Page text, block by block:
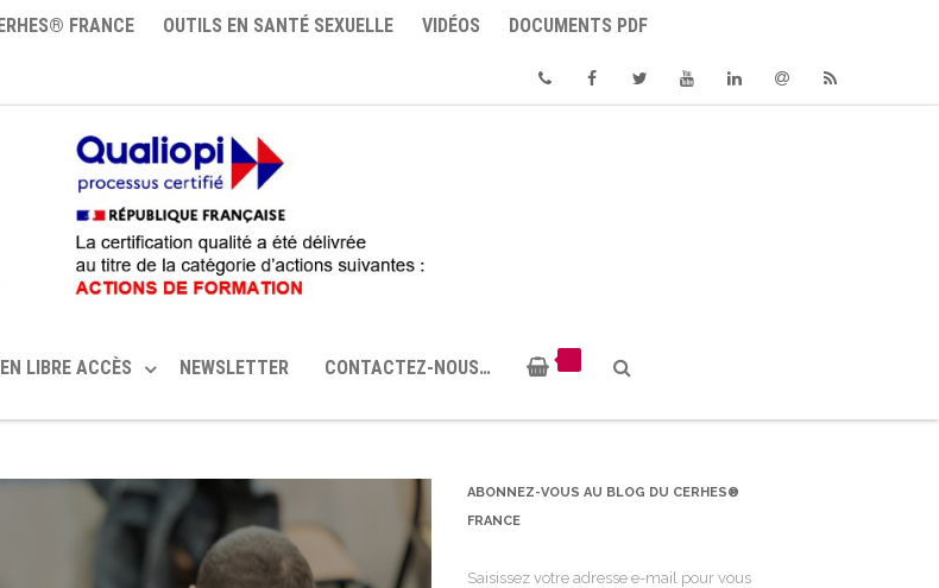
FRANCE OUTILS EN SANTÉ SEXUELLE VIDÉOS DOCUMENTS PDF
LIBRE ACCÈS NEWSLETTER CONTACTEZ-NOUS…
ABONNEZ-VOUS AU BLOG DU CERHES®
FRANCE
Saisissez votre adresse e-mail pour vous